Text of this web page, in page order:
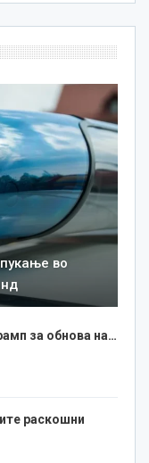
во
за обнова на…
раскошни